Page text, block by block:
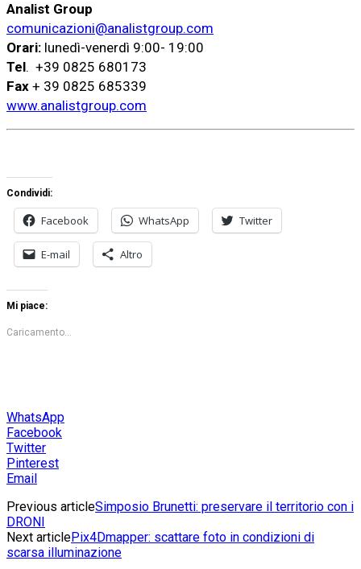
Analist Group
comunicazioni@analistgroup.com
Orari: lunedì-venerdì 9:00- 19:00
Tel. +39 0825 680173
Fax + 39 0825 685339
www.analistgroup.com
Condividi:
Facebook WhatsApp Twitter
E-mail Altro
Mi piace:
Caricamento...
WhatsApp
Facebook
Twitter
Pinterest
Email
Previous articleSimposio Brunetti: preservare il territorio con i
DRONI
Next articlePix4Dmapper: scattare foto in condizioni di
scarsa illuminazione